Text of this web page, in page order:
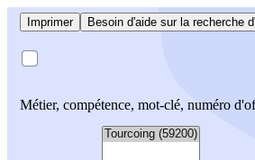
Imprimer Besoin d'aide sur la recherche
Métier, compétence, mot-clé, numéro